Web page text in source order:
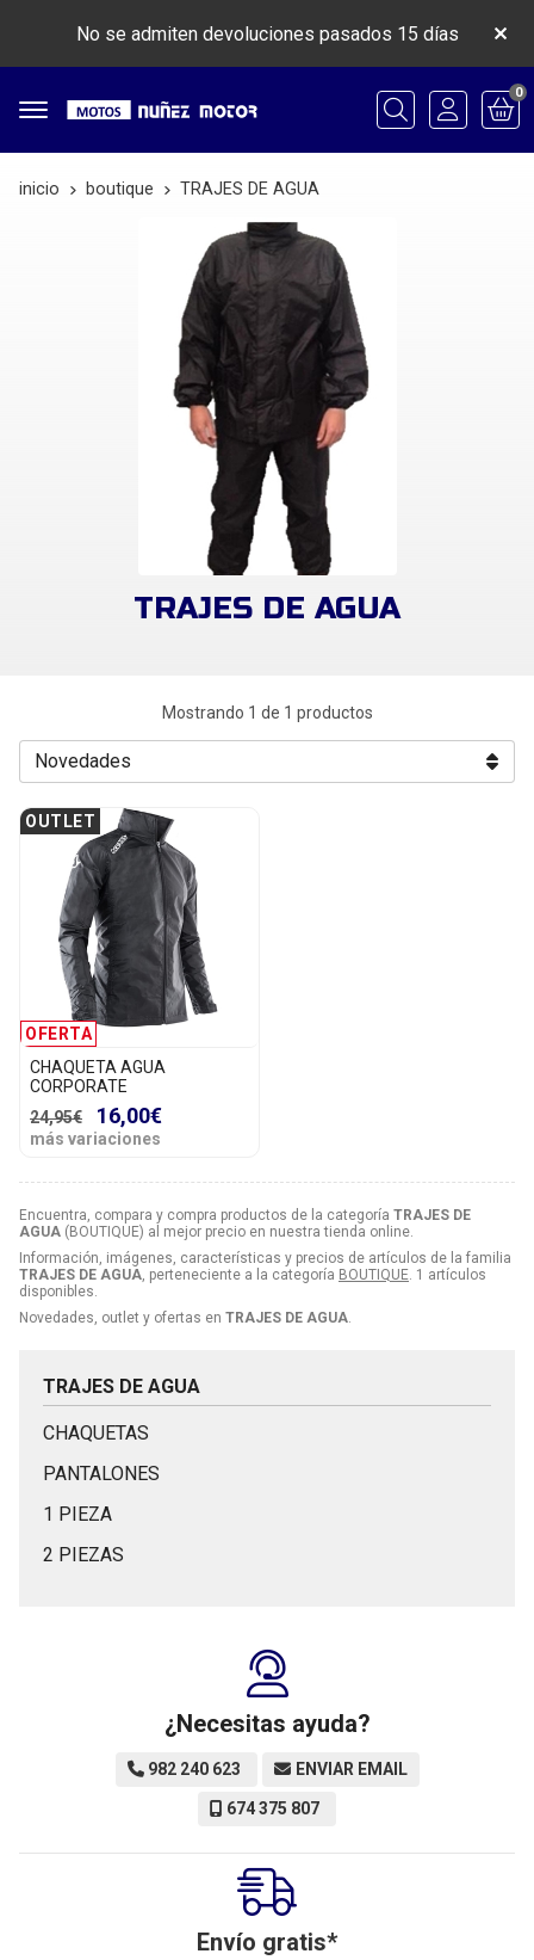
No se admiten devoluciones pasados 15 días
Buscar
0
inicio boutique TRAJES DE AGUA
TRAJES DE AGUA
Encuentra, compara y compra productos de la categoría TRAJES DE
AGUA (BOUTIQUE) al mejor precio en nuestra tienda online.
Información, imágenes, características y precios de artículos de la familia
TRAJES DE AGUA, perteneciente a la categoría BOUTIQUE. 1 artículos
disponibles.
Novedades, outlet y ofertas en TRAJES DE AGUA.
Mostrando 1 de 1 productos
OFERTA
OUTLET
CHAQUETA AGUA
CORPORATE
24,95€
16,00€
más variaciones
TRAJES DE AGUA
CHAQUETAS
PANTALONES
1 PIEZA
2 PIEZAS
¿Necesitas ayuda?
982 240 623 ENVIAR EMAIL
674 375 807
Envío gratis*